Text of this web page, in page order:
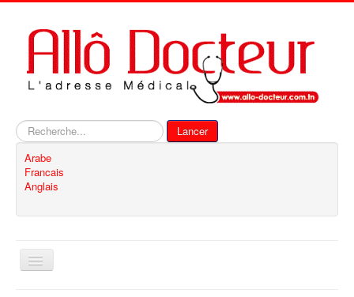
Rechercher
Lancer
Arabe
Francais
Anglais
Basculer